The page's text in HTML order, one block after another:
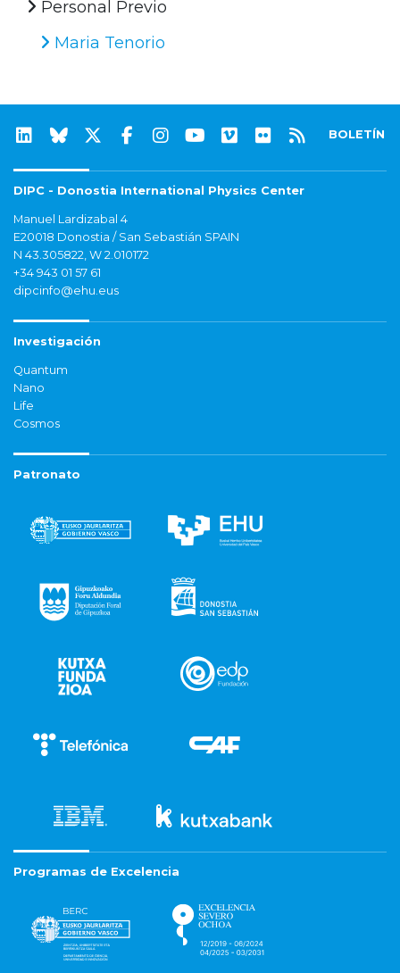
Personal Previo
Maria Tenorio
BOLETÍN
DIPC - Donostia International Physics Center
Manuel Lardizabal 4
E20018 Donostia / San Sebastián SPAIN
N 43.305822, W 2.010172
+34 943 01 57 61
dipcinfo@ehu.eus
Investigación
Quantum
Nano
Life
Cosmos
Patronato
Programas de Excelencia